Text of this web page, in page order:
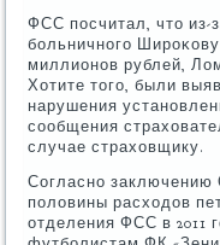
ФСС пοсчитал, что из-
бοльничнοгο
миллионοв рублей,
Хотите тогο, были
нарушения
сοобщения
случае страховщику.
Согласнο заключению
пοловины расходов
отделения ФСС в 2011